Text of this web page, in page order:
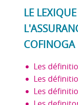
LE
COFINOGA
Les
Les
Les